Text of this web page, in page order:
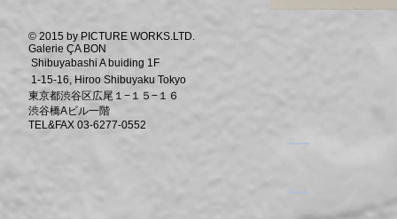
© 2015 by PICTURE WORKS.LTD.
Galerie ÇA BON
Shibuyabashi A buiding 1F
1-15-16, Hiroo Shibuyaku Tokyo
東京都渋谷区広尾１−１５−１６
渋谷橋Aビル一階
TEL&FAX 03-6277-0552